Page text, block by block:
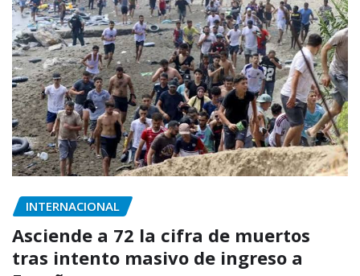
INTERNACIONAL
Asciende a 72 la cifra de muertos
tras intento masivo de ingreso a